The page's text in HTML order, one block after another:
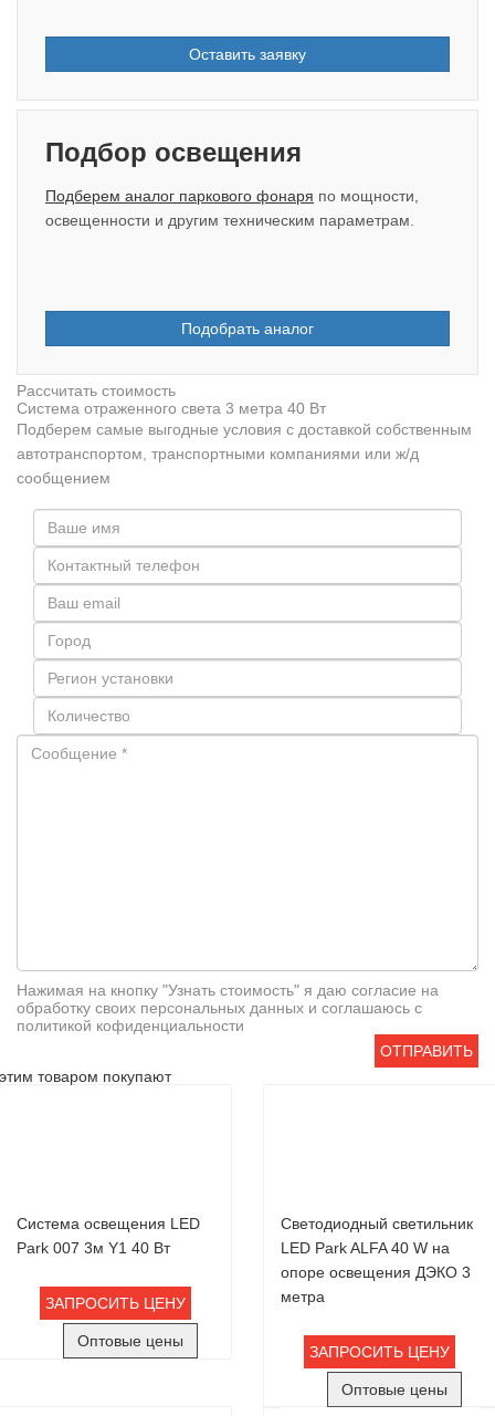
Оставить заявку
Подбор освещения
Подберем аналог паркового фонаря по мощности,
освещенности и другим техническим параметрам.
Подобрать аналог
Рассчитать стоимость
Система отраженного света 3 метра 40 Вт
Подберем самые выгодные условия с доставкой собственным
автотранспортом, транспортными компаниями или ж/д
сообщением
Нажимая на кнопку "Узнать стоимость" я даю согласие на
обработку своих персональных данных и соглашаюсь с
политикой кофиденциальности
ОТПРАВИТЬ
товаром покупают
Система освещения LED
Park 007 3м Y1 40 Вт
ЗАПРОСИТЬ ЦЕНУ
Оптовые цены
Светодиодный светильник
LED Park ALFA 40 W на
опоре освещения ДЭКО 3
метра
ЗАПРОСИТЬ ЦЕНУ
Оптовые цены